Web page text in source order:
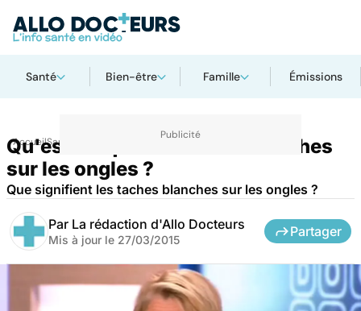
Santé Bien-être Famille Émissions
AccueilSanté
Qu'est-ce que les taches blanches
sur les ongles ?
Que signifient les taches blanches sur les ongles ?
Par La rédaction d'Allo Docteurs
Mis à jour le 27/03/2015
Partager